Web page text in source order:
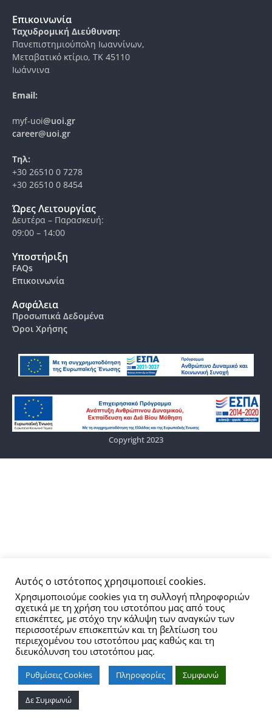
Επικοινωνία
Ταχυδρομική Διεύθυνση:
Πανεπιστημιούπολη Ιωαννίνων,
Μεταβατικό κτίριο, ΤΚ 45110
Ιωάννινα
Email:
myf-uoi@uoi.gr
career@uoi.gr
Τηλ:
+30 26510 0 7278
+30 26510 0 8454
Ώρες Λειτουργίας
Δευτέρα – Παρασκευή:
09:00 – 14:00
Υποστήριξη
FAQs
Επικοινωνία
Ασφάλεια
Προσωπικά Δεδομένα
Όροι Χρήσης
Copyright 2023
Αυτός ο ιστότοπος χρησιμοποιεί cookies.
Χρησιμοποιούμε cookies για τη συλλογή πληροφοριών
σχετικά με τη χρήση του ιστοτόπου μας από τους
επισκέπτες, με στόχο την κάλυψη των αναγκών των
περισσοτέρων επισκεπτών και τη βελτίωση του
περιεχομένου του ιστοτόπου μας καθώς και τη
διευκόλυνση του ιστοτόπου μας.
Ρυθμίσεις Cookies Πληροφορίες Συμφωνώ
Δε Συμφωνώ